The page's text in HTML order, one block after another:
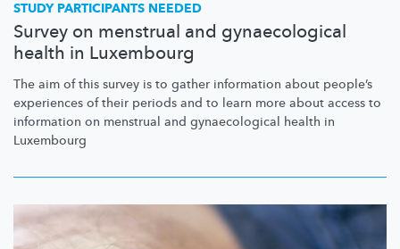
STUDY PARTICIPANTS NEEDED
Survey on menstrual and gynaecological
health in Luxembourg
The aim of this survey is to gather information about people’s
experiences of their periods and to learn more about access to
information on menstrual and gynaecological health in
Luxembourg